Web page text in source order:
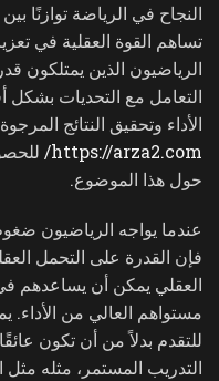
النجاح في الرياضة توازنًا
تساهم القوة العقلية في
الرياضيون الذين يمتلكون
التعامل مع التحديات بشكل
الأداء وتحقيق النتائج
https://arza2.com/
حول هذا الموضوع.
عندما يواجه الرياضيون
فإن القدرة على التحمل
العقلي يمكن أن يساعدهم
مستواهم العالي من
للتقدم بدلاً من أن تكون
التدريب المستمر، مثله مثل